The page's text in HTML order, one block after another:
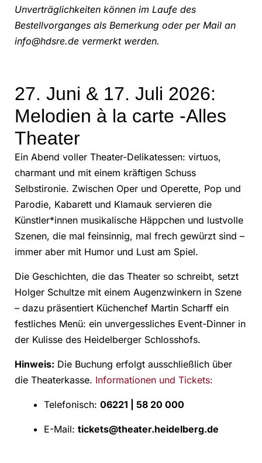
Unverträglichkeiten können im Laufe des
Bestellvorganges als Bemerkung oder per Mail an
info@hdsre.de vermerkt werden.
27. Juni & 17. Juli 2026:
Melodien à la carte -Alles
Theater
Ein Abend voller Theater-Delikatessen: virtuos,
charmant und mit einem kräftigen Schuss
Selbstironie. Zwischen Oper und Operette, Pop und
Parodie, Kabarett und Klamauk servieren die
Künstler*innen musikalische Häppchen und lustvolle
Szenen, die mal feinsinnig, mal frech gewürzt sind –
immer aber mit Humor und Lust am Spiel.
Die Geschichten, die das Theater so schreibt, setzt
Holger Schultze mit einem Augenzwinkern in Szene
– dazu präsentiert Küchenchef Martin Scharff ein
festliches Menü: ein unvergessliches Event-Dinner in
der Kulisse des Heidelberger Schlosshofs.
Hinweis: Die Buchung erfolgt ausschließlich über
die Theaterkasse. Informationen und Tickets:
Telefonisch: 06221 | 58 20 000
E-Mail: tickets@theater.heidelberg.de